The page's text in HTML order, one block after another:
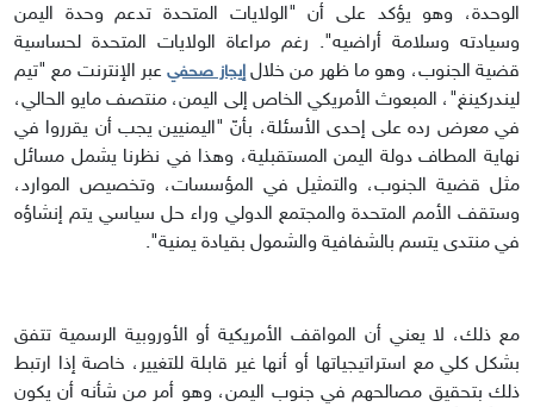
الوحدة، وهو يؤكد على أن "الولايات المتحدة تدعم وحدة اليمن
وسيادته وسلامة أراضيه". رغم مراعاة الولايات المتحدة لحساسية
قضية الجنوب، وهو ما ظهر من خلالإيجاز صحفيعبر الإنترنت مع "تيم
ليندركينغ"، المبعوث الأمريكي الخاص إلى اليمن، منتصف مايو الحالي،
في معرض رده على إحدى الأسئلة، بأنّ "اليمنيين يجب أن يقرروا في
نهاية المطاف دولة اليمن المستقبلية، وهذا في نظرنا يشمل مسائل
مثل قضية الجنوب، والتمثيل في المؤسسات، وتخصيص الموارد،
وستقف الأمم المتحدة والمجتمع الدولي وراء حل سياسي يتم إنشاؤه
في منتدى يتسم بالشفافية والشمول بقيادة يمنية".
مع ذلك، لا يعني أن المواقف الأمريكية أو الأوروبية الرسمية تتفق
بشكل كلي مع استراتيجياتها أو أنها غير قابلة للتغيير، خاصة إذا ارتبط
ذلك بتحقيق مصالحهم في جنوب اليمن، وهو أمر من شأنه أن يكون